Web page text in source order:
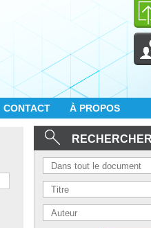
CONTACT À PROPOS
RECHERCHER